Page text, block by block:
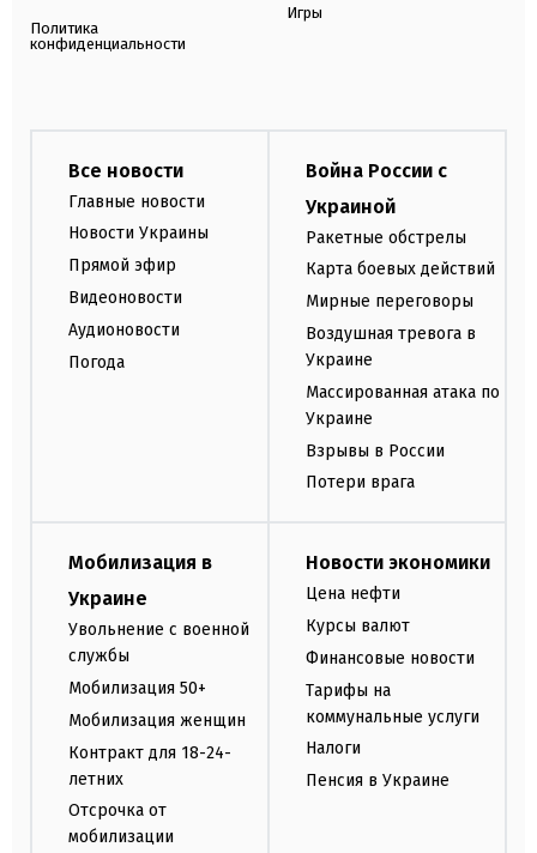
Политика
конфиденциальности
Игры
Все новости
Главные новости
Новости Украины
Прямой эфир
Видеоновости
Аудионовости
Погода
Война России с
Украиной
Ракетные обстрелы
Карта боевых действий
Мирные переговоры
Воздушная тревога в
Украине
Массированная атака по
Украине
Взрывы в России
Потери врага
Мобилизация в
Украине
Увольнение с военной
службы
Мобилизация 50+
Мобилизация женщин
Контракт для 18-24-
летних
Отсрочка от
мобилизации
Новости экономики
Цена нефти
Курсы валют
Финансовые новости
Тарифы на
коммунальные услуги
Налоги
Пенсия в Украине